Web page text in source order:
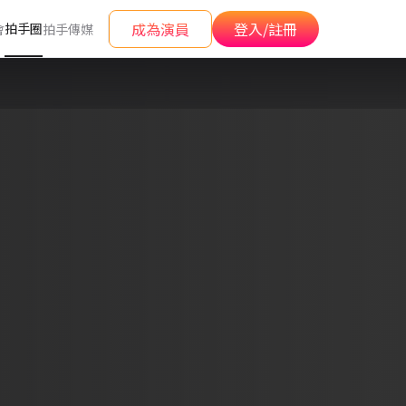
拍手圈拍手傳媒 成為演員 登入/註冊